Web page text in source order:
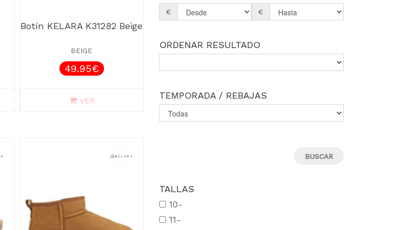
Botín KELARA K31282 Beige
BEIGE
49.95€
VER
€ €
ORDENAR RESULTADO
TEMPORADA / REBAJAS
TALLAS
10-
11-